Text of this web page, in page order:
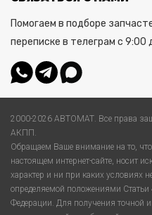
Помогаем в подборе
переписке в телеграм с 9:00
2000-2026 АВТОМАТ. Все права
АКПП.
Обращаем Ваше внимание на то,
настоящем интернет-сайте, носит
характер и ни при каких условиях
определяемой положениями Статьи
Федерации. Для получения точной